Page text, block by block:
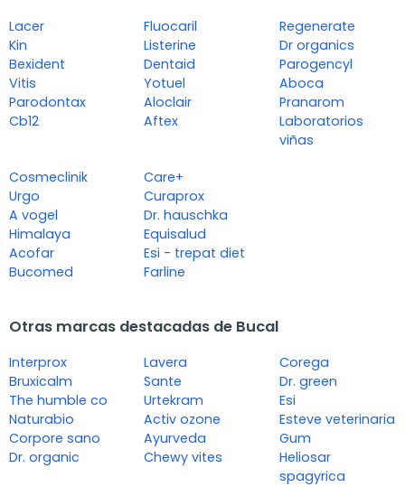
Lacer
Kin
Bexident
Vitis
Parodontax
Cb12
Fluocaril
Listerine
Dentaid
Yotuel
Aloclair
Aftex
Regenerate
Dr organics
Parogencyl
Aboca
Pranarom
Laboratorios
viñas
Cosmeclinik
Urgo
A vogel
Himalaya
Acofar
Bucomed
Care+
Curaprox
Dr. hauschka
Equisalud
Esi - trepat diet
Farline
Otras marcas destacadas de Bucal
Interprox
Bruxicalm
The humble co
Naturabio
Corpore sano
Dr. organic
Lavera
Sante
Urtekram
Activ ozone
Ayurveda
Chewy vites
Corega
Dr. green
Esi
Esteve veterinaria
Gum
Heliosar
spagyrica